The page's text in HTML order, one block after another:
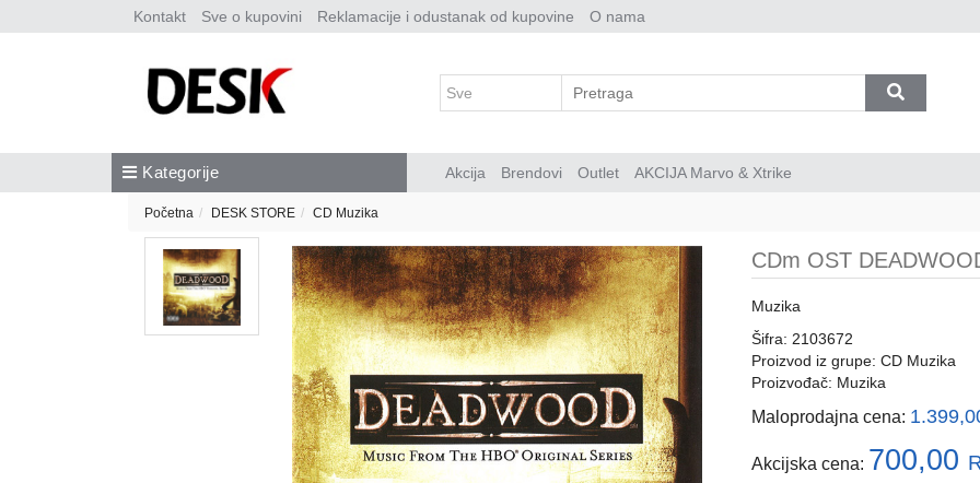
Kontakt Sve o kupovini Reklamacije i odustanak od kupovine O nama
Kategorije Akcija Brendovi Outlet AKCIJA Marvo & Xtrike
Početna DESK STORE CD Muzika
CDm OST
Muzika
Šifra: 2103672
Proizvod iz grupe: CD Muzika
Proizvođač: Muzika
Maloprodajna cena:
Akcijska cena: 700,00